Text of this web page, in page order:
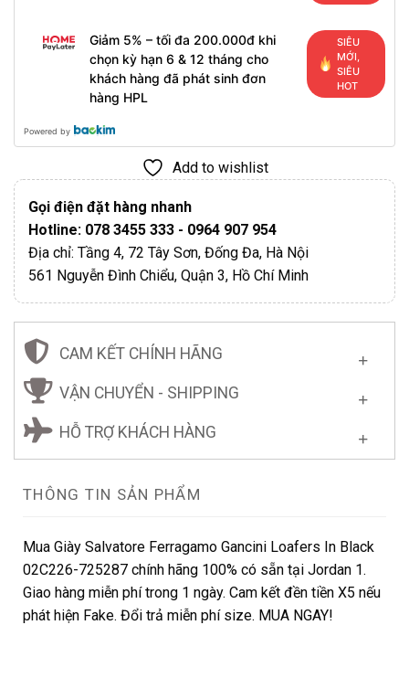
Giảm 5% – tối đa 200.000đ khi
chọn kỳ hạn 6 & 12 tháng cho
khách hàng đã phát sinh đơn
hàng HPL
SIÊU
MỚI,
SIÊU
HOT
Powered by
Add to wishlist
Gọi điện đặt hàng nhanh
Hotline: 078 3455 333 - 0964 907 954
Địa chỉ: Tầng 4, 72 Tây Sơn, Đống Đa, Hà Nội
561 Nguyễn Đình Chiểu, Quận 3, Hồ Chí Minh
CAM KẾT CHÍNH HÃNG
VẬN CHUYỂN - SHIPPING
HỖ TRỢ KHÁCH HÀNG
THÔNG TIN SẢN PHẨM
Mua Giày Salvatore Ferragamo Gancini Loafers In Black
02C226-725287 chính hãng 100% có sẵn tại Jordan 1.
Giao hàng miễn phí trong 1 ngày. Cam kết đền tiền X5 nếu
phát hiện Fake. Đổi trả miễn phí size. MUA NGAY!